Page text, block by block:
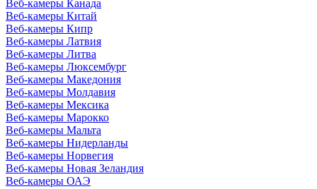
Веб-камеры Канада
Веб-камеры Китай
Веб-камеры Кипр
Веб-камеры Латвия
Веб-камеры Литва
Веб-камеры Люксембург
Веб-камеры Македония
Веб-камеры Молдавия
Веб-камеры Мексика
Веб-камеры Марокко
Веб-камеры Мальта
Веб-камеры Нидерланды
Веб-камеры Норвегия
Веб-камеры Новая Зеландия
Веб-камеры ОАЭ